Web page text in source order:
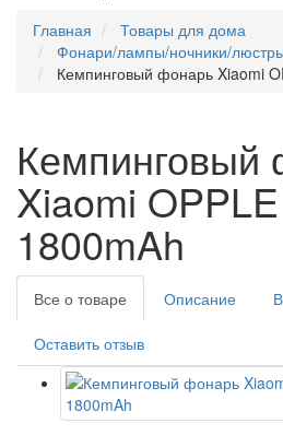
Главная
Товары для дома
Фонари/лампы/ночники/
Кемпинговый фонарь Xiaomi
Кемпинговый
Xiaomi
1800mAh
Все о товаре Описание
Оставить отзыв